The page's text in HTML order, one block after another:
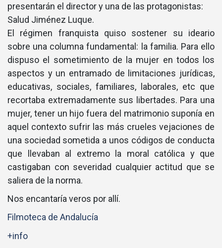
presentarán el director y una de las protagonistas:
Salud Jiménez Luque.
El régimen franquista quiso sostener su ideario
sobre una columna fundamental: la familia. Para ello
dispuso el sometimiento de la mujer en todos los
aspectos y un entramado de limitaciones jurí­dicas,
educativas, sociales, familiares, laborales, etc que
recortaba extremadamente sus libertades. Para una
mujer, tener un hijo fuera del matrimonio suponí­a en
aquel contexto sufrir las más crueles vejaciones de
una sociedad sometida a unos códigos de conducta
que llevaban al extremo la moral católica y que
castigaban con severidad cualquier actitud que se
saliera de la norma.
Nos encantarí­a veros por allí­.
Filmoteca de Andalucí­a
+info